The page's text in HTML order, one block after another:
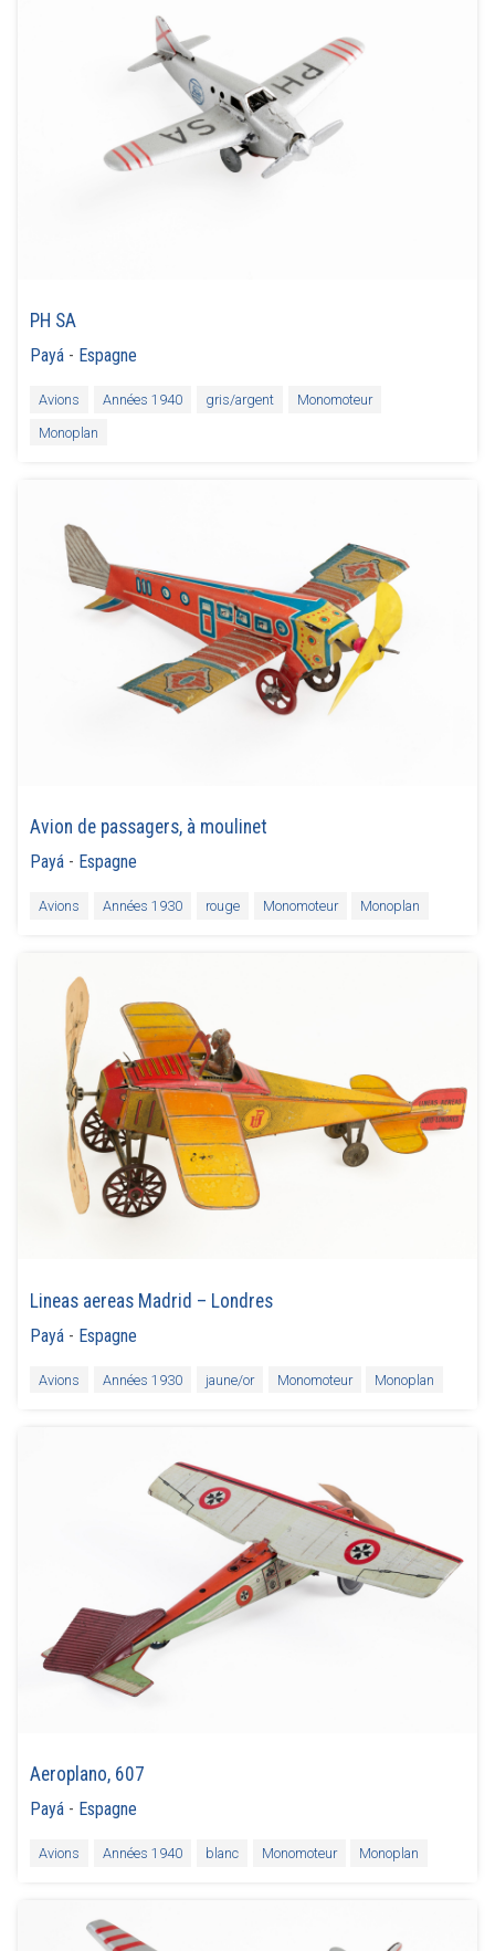
PH SA
Payá - Espagne
Avions Années 1940 gris/argent
Monomoteur
Monoplan
Avion de passagers, à moulinet
Payá - Espagne
Avions Années 1930 rouge Monomoteur Monoplan
Lineas aereas Madrid – Londres
Payá - Espagne
Avions Années 1930 jaune/or Monomoteur Monoplan
Aeroplano, 607
Payá - Espagne
Avions Années 1940 blanc Monomoteur Monoplan